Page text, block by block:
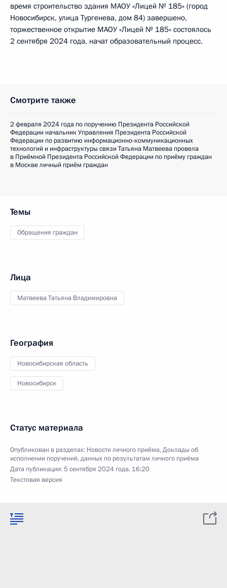
время строительство здания МАОУ «Лицей № 185» (город
Новосибирск, улица Тургенева, дом 84) завершено,
торжественное открытие МАОУ «Лицей № 185» состоялось
2 сентября 2024 года, начат образовательный процесс.
Смотрите также
2 февраля 2024 года по поручению Президента Российской
Федерации начальник Управления Президента Российской
Федерации по развитию информационно-коммуникационных
технологий и инфраструктуры связи Татьяна Матвеева провела
в Приёмной Президента Российской Федерации по приёму граждан
в Москве личный приём граждан
Темы
Обращения граждан
Лица
Матвеева Татьяна Владимировна
География
Новосибирская область
Новосибирск
Статус материала
Опубликован в разделах: Новости личного приёма,Доклады об
исполнении поручений, данных по результатам личного приёма
Дата публикации:5 сентября 2024 года, 16:20
Текстовая версия